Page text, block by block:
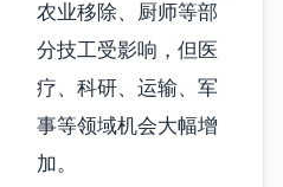
农业移除、厨师等部
分技工受影响，但医
疗、科研、运输、军
事等领域机会大幅增
加。